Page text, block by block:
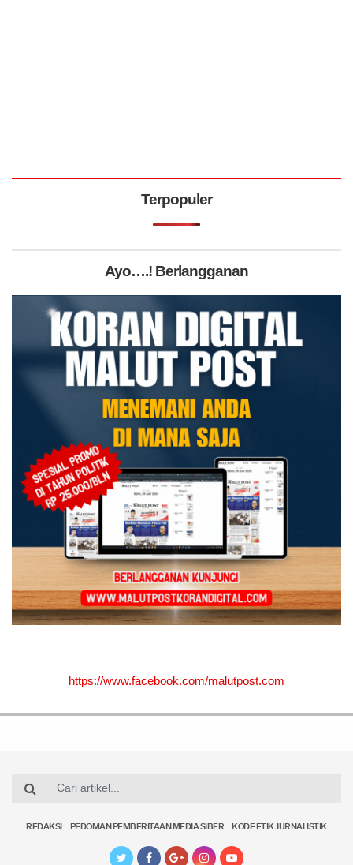
Terpopuler
Ayo….! Berlangganan
https://www.facebook.com/malutpost.com
REDAKSI PEDOMAN PEMBERITAAN MEDIA SIBER KODE ETIK JURNALISTIK